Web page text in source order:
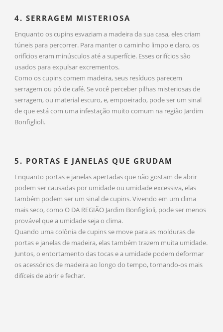
4. SERRAGEM MISTERIOSA
Enquanto os cupins esvaziam a madeira da sua casa, eles criam
túneis para percorrer. Para manter o caminho limpo e claro, os
orifícios eram minúsculos até a superfície. Esses orifícios são
usados para expulsar excrementos.
Como os cupins comem madeira, seus resíduos parecem
serragem ou pó de café. Se você perceber pilhas misteriosas de
serragem, ou material escuro, e, empoeirado, pode ser um sinal
de que está com uma infestação muito comum na região Jardim
Bonfiglioli.
5. PORTAS E JANELAS QUE GRUDAM
Enquanto portas e janelas apertadas que não gostam de abrir
podem ser causadas por umidade ou umidade excessiva, elas
também podem ser um sinal de cupins. Vivendo em um clima
mais seco, como O DA REGIÃO Jardim Bonfiglioli, pode ser menos
provável que a umidade seja o clima.
Quando uma colônia de cupins se move para as molduras de
portas e janelas de madeira, elas também trazem muita umidade.
Juntos, o entortamento das tocas e a umidade podem deformar
os acessórios de madeira ao longo do tempo, tornando-os mais
difíceis de abrir e fechar.